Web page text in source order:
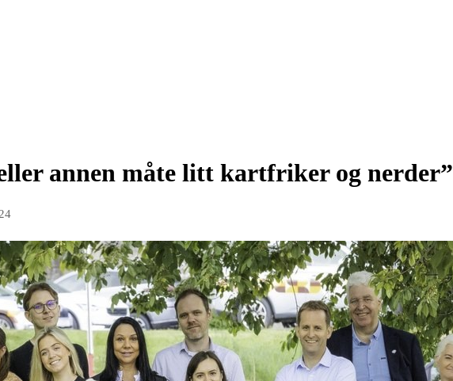
annen måte litt kartfriker og nerder”